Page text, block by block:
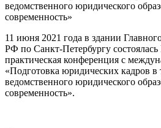
11 июня 2021 года в здании
РФ по Санкт-Петербургу состоялась
практическая конференция с
«Подготовка юридических кадров в
ведомственного юридического
современность».